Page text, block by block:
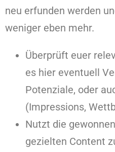
neu erfunden werden
weniger eben mehr.
Überprüft euer
es hier eventuell
Potenziale, oder
(Impressions,
Nutzt die
gezielten Content